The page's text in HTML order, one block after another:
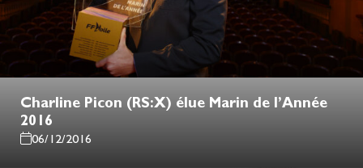
Charline Picon (RS:X) élue Marin de l’Année
2016
06/12/2016